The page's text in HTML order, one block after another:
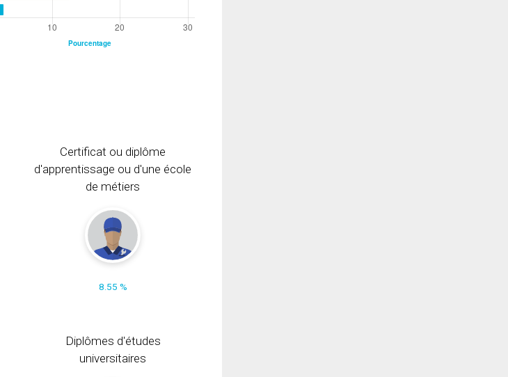
Certificat ou diplôme
d'apprentissage ou d'une école
de métiers
8.55 %
Diplômes d'études
universitaires